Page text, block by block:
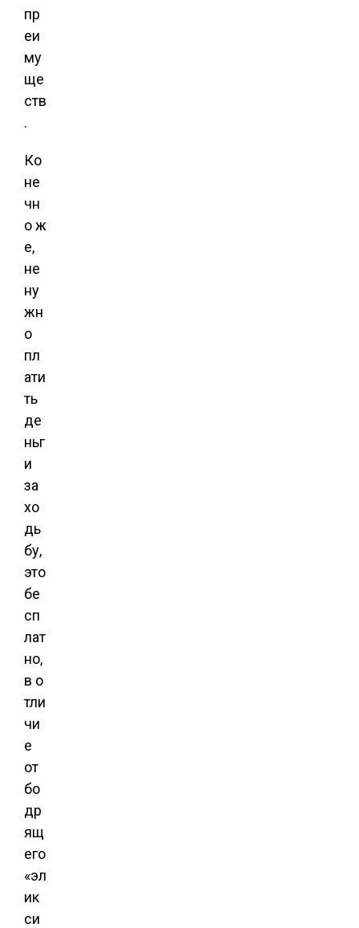
пр
еи
му
ще
ств
.
Ко
не
чн
о ж
е,
не
ну
жн
о
пл
ати
ть
де
ньг
и
за
хо
дь
бу,
это
бе
сп
лат
но,
в о
тли
чи
е
от
бо
др
ящ
его
«эл
ик
си